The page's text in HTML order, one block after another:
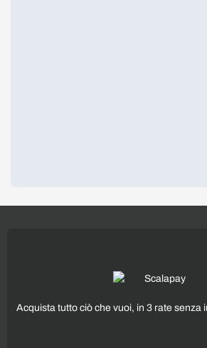
Acquista tutto ciò che vuoi, in 3 rate senza